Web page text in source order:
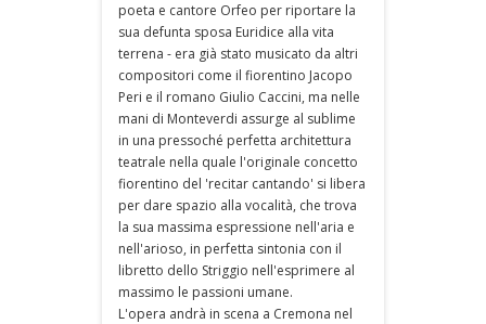
poeta e cantore Orfeo per riportare la
sua defunta sposa Euridice alla vita
terrena - era già stato musicato da altri
compositori come il fiorentino Jacopo
Peri e il romano Giulio Caccini, ma nelle
mani di Monteverdi assurge al sublime
in una pressoché perfetta architettura
teatrale nella quale l'originale concetto
fiorentino del 'recitar cantando' si libera
per dare spazio alla vocalità, che trova
la sua massima espressione nell'aria e
nell'arioso, in perfetta sintonia con il
libretto dello Striggio nell'esprimere al
massimo le passioni umane.
L'opera andrà in scena a Cremona nel